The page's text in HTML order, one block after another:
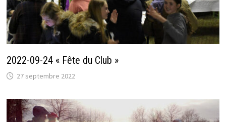
2022-09-24 « Fête du Club »
27 septembre 2022